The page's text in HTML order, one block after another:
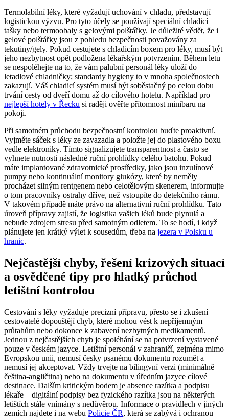
Termolabilní léky, které vyžadují uchování v chladu, představují
logistickou výzvu. Pro tyto účely se používají speciální chladicí
tašky nebo termoobaly s gelovými polštářky. Je důležité vědět, že i
gelové polštářky jsou z pohledu bezpečnosti považovány za
tekutiny/gely. Pokud cestujete s chladicím boxem pro léky, musí být
jeho nezbytnost opět podložena lékařským potvrzením. Během letu
se nespoléhejte na to, že vám palubní personál léky uloží do
letadlové chladničky; standardy hygieny to v mnoha společnostech
zakazují. Váš chladicí systém musí být soběstačný po celou dobu
trvání cesty od dveří domu až do cílového hotelu. Například pro
nejlepší hotely v Řecku si raději ověřte přítomnost minibaru na
pokoji.
Při samotném průchodu bezpečnostní kontrolou buďte proaktivní.
Vyjměte sáček s léky ze zavazadla a položte jej do plastového boxu
vedle elektroniky. Tímto signalizujete transparentnost a často se
vyhnete nutnosti následné ruční prohlídky celého batohu. Pokud
máte implantované zdravotnické prostředky, jako jsou inzulínové
pumpy nebo kontinuální monitory glukózy, které by neměly
procházet silným rentgenem nebo celotělovým skenerem, informujte
o tom pracovníky ostrahy dříve, než vstoupíte do detekčního rámu.
V takovém případě máte právo na alternativní ruční prohlídku. Tato
úroveň přípravy zajistí, že logistika vašich léků bude plynulá a
nebude zdrojem stresu před samotným odletem. To se hodí, i když
plánujete jen krátký výlet k sousedům, třeba na jezera v Polsku u
hranic.
Nejčastější chyby, řešení krizových situací
a osvědčené tipy pro hladký průchod
letištní kontrolou
Cestování s léky vyžaduje precizní přípravu, přesto se i zkušení
cestovatelé dopouštějí chyb, které mohou vést k nepříjemným
průtahům nebo dokonce k zabavení nezbytných medikamentů.
Jednou z nejčastějších chyb je spoléhání se na potvrzení vystavené
pouze v českém jazyce. Letištní personál v zahraničí, zejména mimo
Evropskou unii, nemusí česky psanému dokumentu rozumět a
nemusí jej akceptovat. Vždy trvejte na bilingvní verzi (minimálně
čeština-angličtina) nebo na dokumentu v úředním jazyce cílové
destinace. Dalším kritickým bodem je absence razítka a podpisu
lékaře – digitální podpisy bez fyzického razítka jsou na některých
letištích stále vnímány s nedůvěrou. Informace o pravidlech v jiných
zemích najdete i na webu Policie ČR, která se zabývá i ochranou